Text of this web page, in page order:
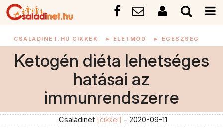
CSALÁDINET.HU CIKKEK ► ÉLETMÓD ► EGÉSZSÉG
Ketogén diéta lehetséges
hatásai az
immunrendszerre
Családinet [cikkei] - 2020-09-11